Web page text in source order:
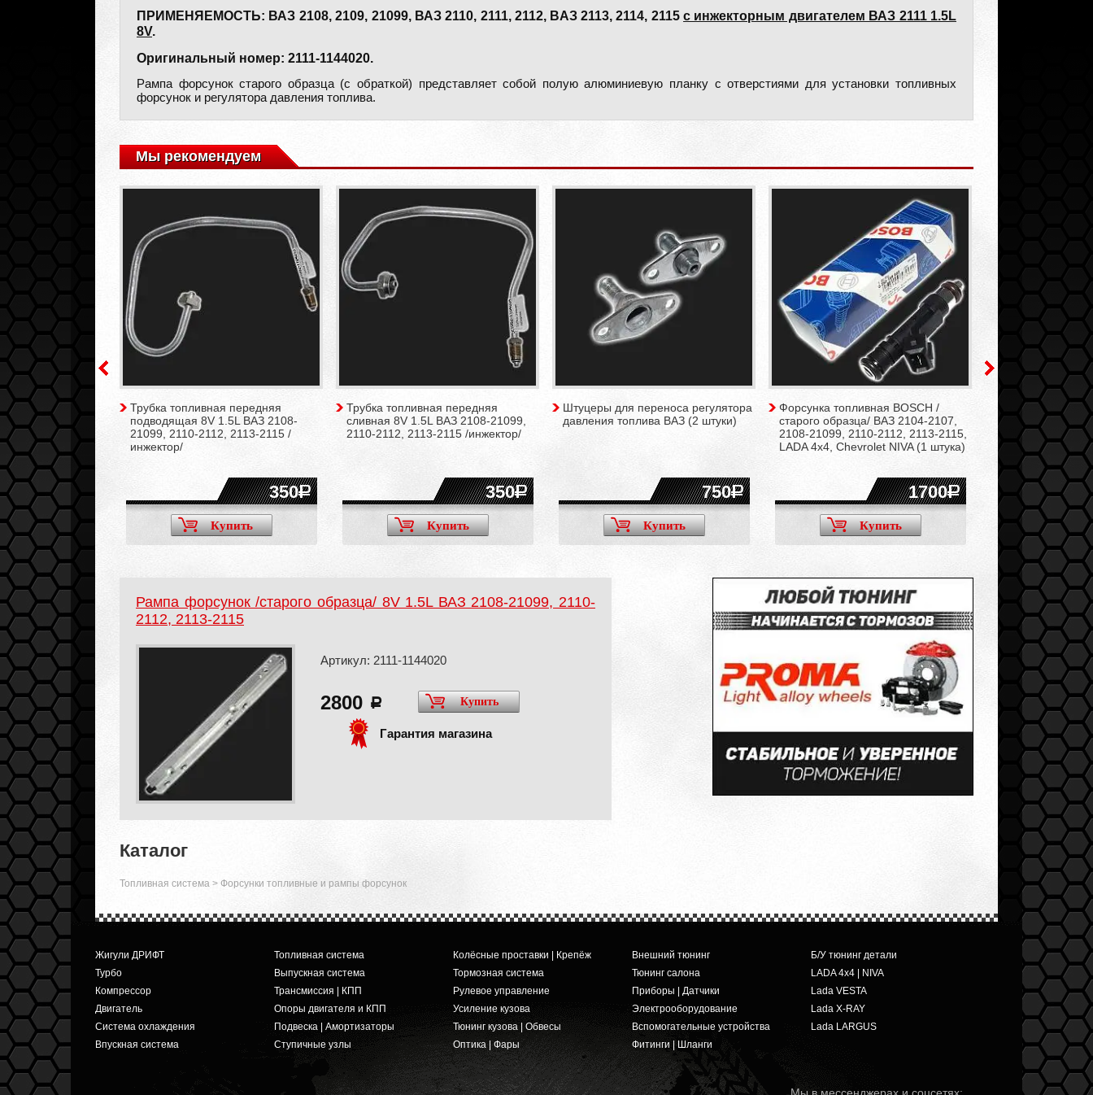
ПРИМЕНЯЕМОСТЬ: ВАЗ 2108, 2109, 21099, ВАЗ 2110, 2111, 2112, ВАЗ 2113, 2114, 2115с инжекторным двигателем ВАЗ 2111 1.5L
8V.
Оригинальный номер: 2111-1144020.
Рампа форсунок старого образца (с обраткой) представляет собой полую алюминиевую планку с отверстиями для установки топливных
форсунок и регулятора давления топлива.
Мы рекомендуем
топлива
ВАЗ 2112-
2600
Трубка топливная передняя
подводящая 8V 1.5L ВАЗ 2108-
21099, 2110-2112, 2113-2115 /
инжектор/
350
Купить
Трубка топливная передняя
сливная 8V 1.5L ВАЗ 2108-21099,
2110-2112, 2113-2115 /инжектор/
350
Купить
Штуцеры для переноса регулятора
давления топлива ВАЗ (2 штуки)
750
Купить
Форсунка топливная BOSCH /
старого образца/ ВАЗ 2104-2107,
2108-21099, 2110-2112, 2113-2115,
LADA 4x4, Chevrolet NIVA (1 штука)
1700
Купить
Регулятор
SPORT (400
1160010
Рампа форсунок /старого образца/ 8V 1.5L ВАЗ 2108-21099, 2110-
2112, 2113-2115
Артикул: 2111-1144020
2800 a Купить
Гарантия магазина
Каталог
Топливная система > Форсунки топливные и рампы форсунок
Жигули ДРИФТ
Турбо
Компрессор
Двигатель
Система охлаждения
Впускная система
Топливная система
Выпускная система
Трансмиссия | КПП
Опоры двигателя и КПП
Подвеска | Амортизаторы
Ступичные узлы
Колёсные проставки | Крепёж
Тормозная система
Рулевое управление
Усиление кузова
Тюнинг кузова | Обвесы
Оптика | Фары
Внешний тюнинг
Тюнинг салона
Приборы | Датчики
Электрооборудование
Вспомогательные устройства
Фитинги | Шланги
Б/У тюнинг детали
LADA 4x4 | NIVA
Lada VESTA
Lada X-RAY
Lada LARGUS